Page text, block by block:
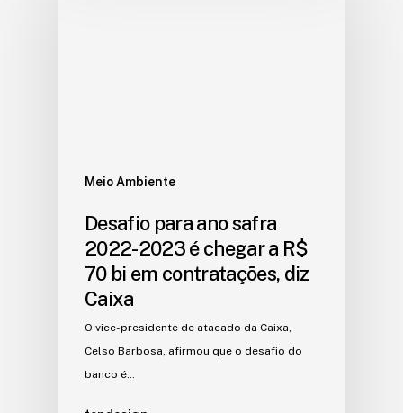
Meio Ambiente
Desafio para ano safra
2022-2023 é chegar a R$
70 bi em contratações, diz
Caixa
O vice-presidente de atacado da Caixa,
Celso Barbosa, afirmou que o desafio do
banco é…